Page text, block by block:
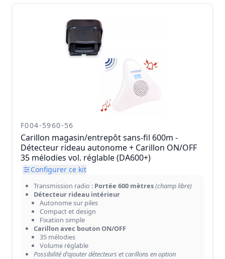
F004-5960-56
Carillon magasin/entrepôt sans-fil 600m -
Détecteur rideau autonome + Carillon ON/OFF
35 mélodies vol. réglable (DA600+)
Configurer ce kit
Transmission radio : Portée 600 mètres(champ libre)
Détecteur rideau intérieur
Autonome sur piles
Compact et design
Fixation simple
Carillon avec bouton ON/OFF
35 mélodies
Volume réglable
Possibilité d'ajouter détecteurs et carillons en option